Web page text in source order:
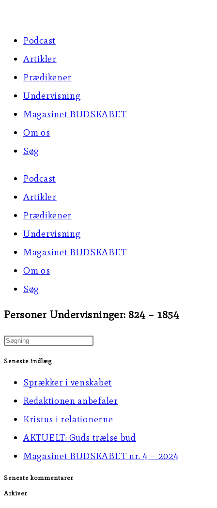
Podcast
Artikler
Prædikener
Undervisning
Magasinet BUDSKABET
Om os
Søg
Podcast
Artikler
Prædikener
Undervisning
Magasinet BUDSKABET
Om os
Søg
Personer Undervisninger: 824 – 1854
Press
to
close
search
Seneste indlæg
Sprækker i venskabet
Redaktionen anbefaler
Kristus i relationerne
AKTUELT: Guds trælse bud
Magasinet BUDSKABET nr. 4 – 2024
Seneste kommentarer
Arkiver